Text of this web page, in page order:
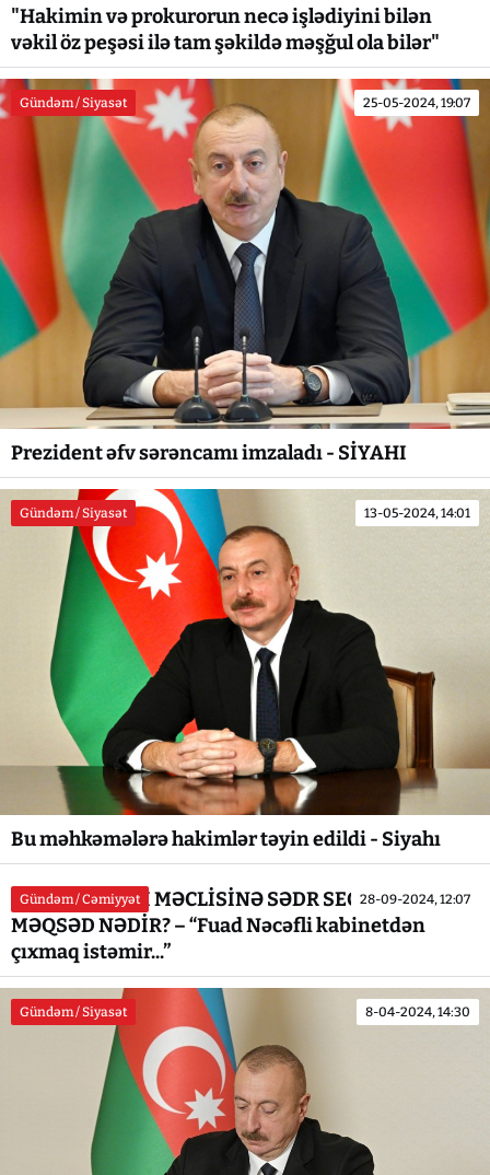
"Hakimin və prokurorun necə işlədiyini bilən
vəkil öz peşəsi ilə tam şəkildə məşğul ola bilər"
Gündəm / Siyasət 25-05-2024, 19:07
Prezident əfv sərəncamı imzaladı - SİYAHI
Gündəm / Siyasət 13-05-2024, 14:01
Bu məhkəmələrə hakimlər təyin edildi - Siyahı
Gündəm / Cəmiyyət 28-09-2024, 12:07
NAXÇIVAN ALİ MƏCLİSİNƏ SƏDR SEÇMƏMƏKDƏ
MƏQSƏD NƏDİR? – “Fuad Nəcəfli kabinetdən
çıxmaq istəmir...”
Gündəm / Siyasət 8-04-2024, 14:30